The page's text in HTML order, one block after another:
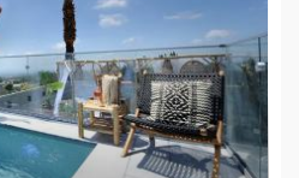
Time!
לצפייה במדיניות ותנאי הזמנה -